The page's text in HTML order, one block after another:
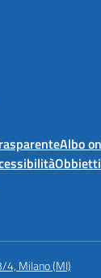
Albo
4, Milano (MI)